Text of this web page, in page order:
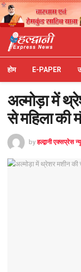
होम E-PAPER
अल्मोड़ा में
से महिला की
by हल्द्वानी एक्सप्रेस